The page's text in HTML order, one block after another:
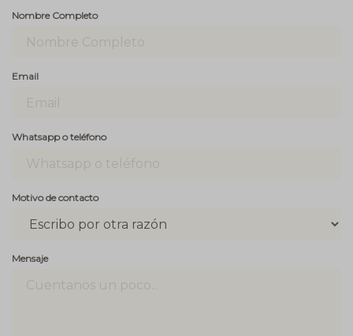
Nombre Completo
Email
Whatsapp o teléfono
Motivo de contacto
Mensaje